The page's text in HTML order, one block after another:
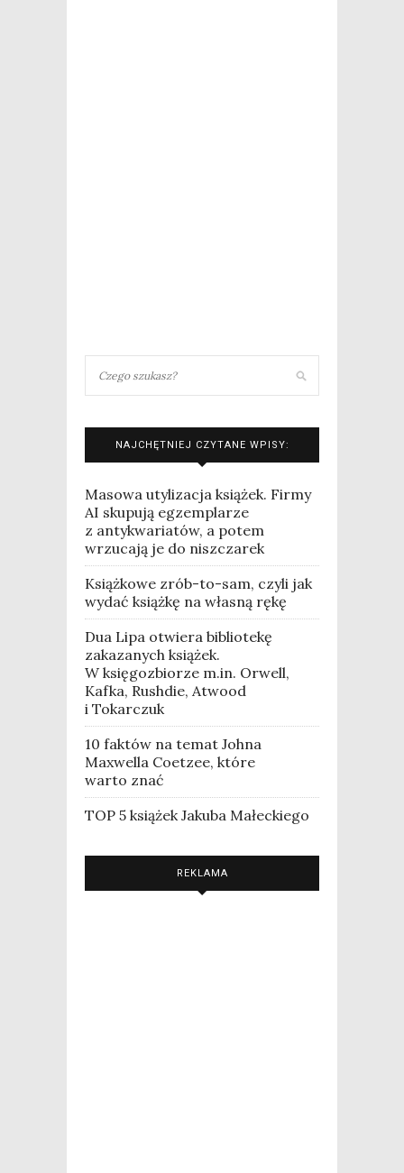
NAJCHĘTNIEJ CZYTANE WPISY:
Masowa utylizacja książek. Firmy
AI skupują egzemplarze
z antykwariatów, a potem
wrzucają je do niszczarek
Książkowe zrób-to-sam, czyli jak
wydać książkę na własną rękę
Dua Lipa otwiera bibliotekę
zakazanych książek.
W księgozbiorze m.in. Orwell,
Kafka, Rushdie, Atwood
i Tokarczuk
10 faktów na temat Johna
Maxwella Coetzee, które
warto znać
TOP 5 książek Jakuba Małeckiego
REKLAMA